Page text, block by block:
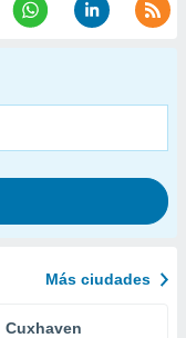
Más ciudades
Cuxhaven